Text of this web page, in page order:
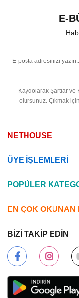
E-
Kaydolarak Şartlar ve
olursunuz. Çıkmak
NETHOUSE
ÜYE İŞLEMLERİ
POPÜLER
EN ÇOK
BİZİ TAKİP EDİN